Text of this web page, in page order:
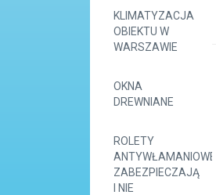
KLIMATYZACJA
OBIEKTU W
WARSZAWIE
OKNA
DREWNIANE
ROLETY
ANTYWŁAMANIOWE
ZABEZPIECZAJĄ
I NIE